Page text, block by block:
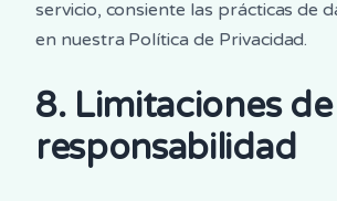
servicio, consiente las prácticas de
en nuestra Política de Privacidad.
8. Limitaciones de
responsabilidad